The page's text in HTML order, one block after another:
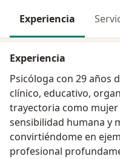
Experiencia
Experiencia
Psicóloga con 29 años
clínico, educativo,
trayectoria como
sensibilidad humana y
convirtiéndome en
profesional